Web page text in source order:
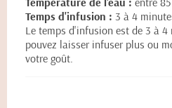
Temps d'infusion : 3 à 4
Le temps d'infusion est de 3 à
pouvez laisser infuser plus ou
votre goût.